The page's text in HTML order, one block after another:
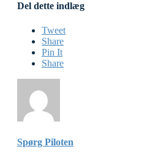
Del dette indlæg
Tweet
Share
Pin It
Share
Spørg Piloten